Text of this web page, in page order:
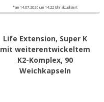
*am 14.07.2026 um 14:22 Uhr aktualisiert
Life Extension, Super K
mit weiterentwickeltem
K2-Komplex, 90
Weichkapseln